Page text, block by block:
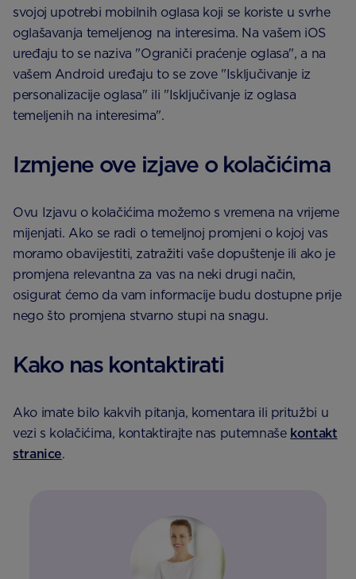
svojoj upotrebi mobilnih oglasa koji se koriste u svrhe
oglašavanja temeljenog na interesima. Na vašem iOS
uređaju to se naziva "Ograniči praćenje oglasa", a na
vašem Android uređaju to se zove "Isključivanje iz
personalizacije oglasa" ili "Isključivanje iz oglasa
temeljenih na interesima".
Izmjene ove izjave o kolačićima
Ovu Izjavu o kolačićima možemo s vremena na vrijeme
mijenjati. Ako se radi o temeljnoj promjeni o kojoj vas
moramo obavijestiti, zatražiti vaše dopuštenje ili ako je
promjena relevantna za vas na neki drugi način,
osigurat ćemo da vam informacije budu dostupne prije
nego što promjena stvarno stupi na snagu.
Kako nas kontaktirati
Ako imate bilo kakvih pitanja, komentara ili pritužbi u
vezi s kolačićima, kontaktirajte nas putemnaše kontakt
stranice.